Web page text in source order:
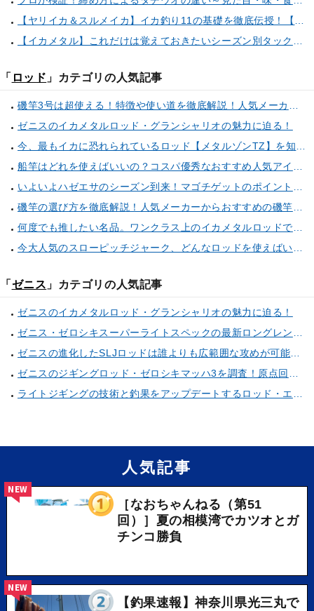
「 ロッド 」カテゴリの人気記事
ゼニスのイカメタルロッド・グランシャリオの魅力に迫る！
「 ゼニス 」カテゴリの人気記事
ゼニスのイカメタルロッド・グランシャリオの魅力に迫る！
人気記事
［なおちゃんねる（第51
回）］夏の相模湾でカツオとガ
チンコ勝負
NEW
【釣果速報】神奈川県光三丸で
NEW